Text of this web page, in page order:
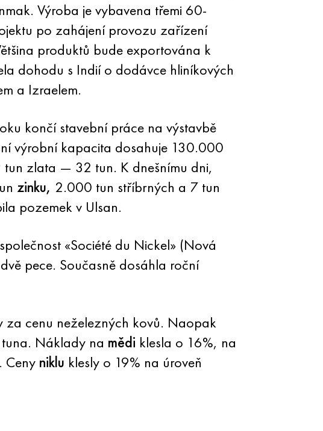
Výroba je vybavena třemi 60-
po zahájení provozu zařízení
produktů bude exportována k
dohodu s Indií o dodávce hliníkových
a Izraelem.
končí stavební práce na výstavbě
výrobní kapacita dosahuje 130.000
zlata — 32 tun. K dnešnímu dni,
zinku, 2.000 tun stříbrných a 7 tun
pozemek v Ulsan.
«Société du Nickel» (Nová
pece. Současně dosáhla roční
za cenu neželezných kovů. Naopak
Náklady na mědi klesla o 16%, na
Ceny niklu klesly o 19% na úroveň